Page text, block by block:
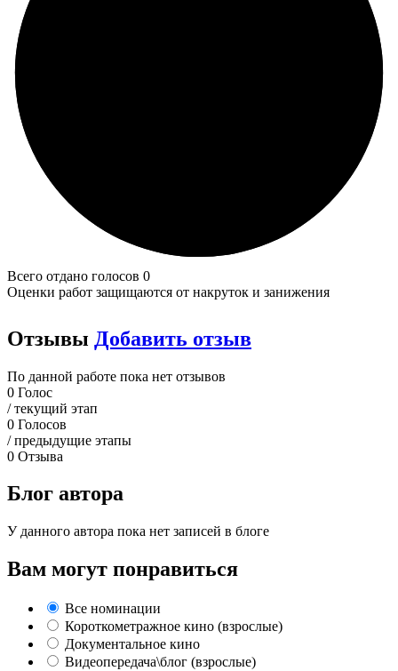
Всего отдано голосов 0
Оценки работ защищаются от накруток и занижения
Отзывы Добавить отзыв
По данной работе пока нет отзывов
0 Голос
/ текущий этап
0 Голосов
/ предыдущие этапы
0 Отзыва
Блог автора
У данного автора пока нет записей в блоге
Вам могут понравиться
Все номинации
Короткометражное кино (взрослые)
Документальное кино
Видеопередача\блог (взрослые)